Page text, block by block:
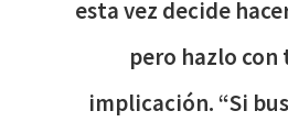
esta vez decide
pero hazlo con
implicación. “Si